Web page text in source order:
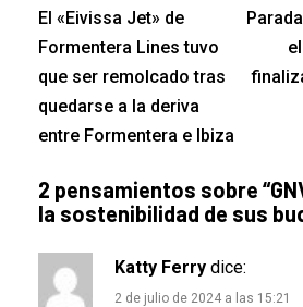
El «Eivissa Jet» de
Formentera Lines tuvo
que ser remolcado tras
quedarse a la deriva
entre Formentera e Ibiza
2 pensamientos sobre “
la sostenibilidad de sus
Katty Ferry dice:
2 de julio de 2024 a las 15:21